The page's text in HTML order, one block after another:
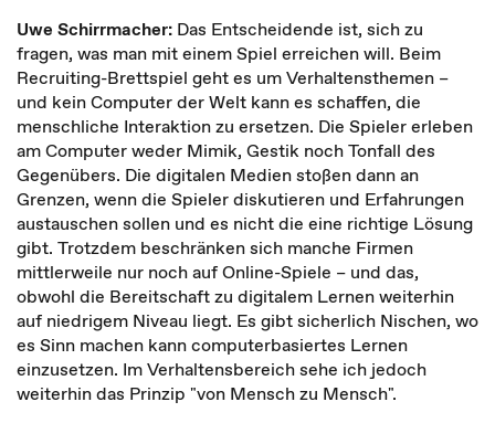
Uwe Schirrmacher: Das Entscheidende ist, sich zu
fragen, was man mit einem Spiel erreichen will. Beim
Recruiting-Brettspiel geht es um Verhaltensthemen –
und kein Computer der Welt kann es schaffen, die
menschliche Interaktion zu ersetzen. Die Spieler erleben
am Computer weder Mimik, Gestik noch Tonfall des
Gegenübers. Die digitalen Medien stoßen dann an
Grenzen, wenn die Spieler diskutieren und Erfahrungen
austauschen sollen und es nicht die eine richtige Lösung
gibt. Trotzdem beschränken sich manche Firmen
mittlerweile nur noch auf Online-Spiele – und das,
obwohl die Bereitschaft zu digitalem Lernen weiterhin
auf niedrigem Niveau liegt. Es gibt sicherlich Nischen, wo
es Sinn machen kann computerbasiertes Lernen
einzusetzen. Im Verhaltensbereich sehe ich jedoch
weiterhin das Prinzip "von Mensch zu Mensch".